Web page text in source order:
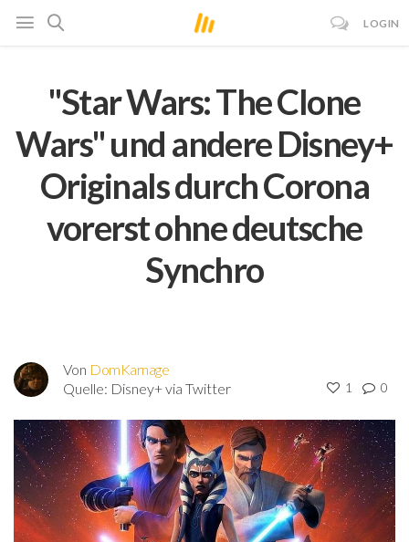
LOGIN
"Star Wars: The Clone
Wars" und andere Disney+
Originals durch Corona
vorerst ohne deutsche
Synchro
Von DomKarnage
Quelle: Disney+ via Twitter 1 0